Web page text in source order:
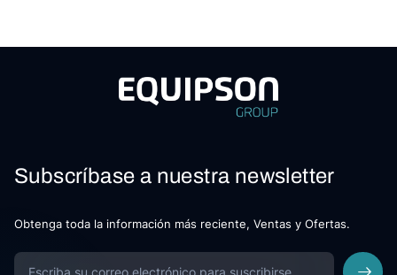
Subscríbase a nuestra newsletter
Obtenga toda la información más reciente, Ventas y Ofertas.